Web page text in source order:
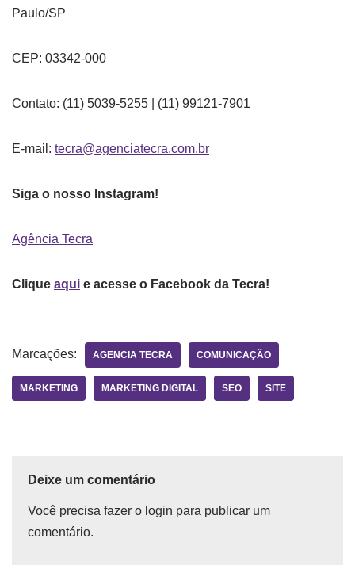
Paulo/SP
CEP: 03342-000
Contato: (11) 5039-5255 | (11) 99121-7901
E-mail: tecra@agenciatecra.com.br
Siga o nosso Instagram!
Agência Tecra
Clique aqui e acesse o Facebook da Tecra!
Marcações: AGENCIA TECRA COMUNICAÇÃO
MARKETING MARKETING DIGITAL SEO SITE
Deixe um comentário
Você precisa fazer o login para publicar um
comentário.